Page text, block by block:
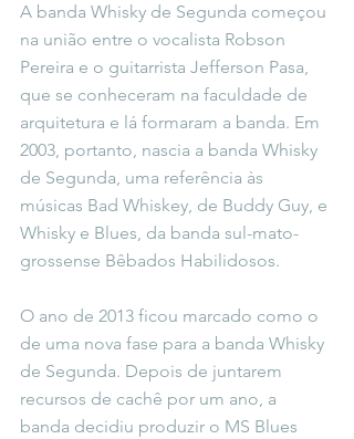
A banda Whisky de Segunda começou
na união entre o vocalista Robson
Pereira e o guitarrista Jefferson Pasa,
que se conheceram na faculdade de
arquitetura e lá formaram a banda. Em
2003, portanto, nascia a banda Whisky
de Segunda, uma referência às
músicas Bad Whiskey, de Buddy Guy, e
Whisky e Blues, da banda sul-mato-
grossense Bêbados Habilidosos.
O ano de 2013 ficou marcado como o
de uma nova fase para a banda Whisky
de Segunda. Depois de juntarem
recursos de cachê por um ano, a
banda decidiu produzir o MS Blues